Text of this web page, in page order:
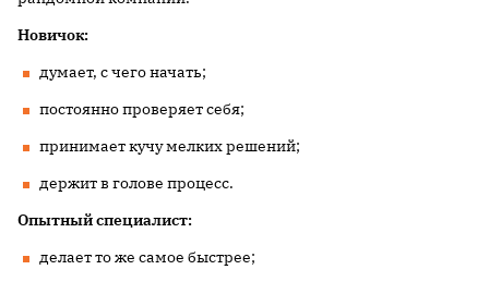
Новичок:
думает, с чего начать;
постоянно проверяет себя;
принимает кучу мелких решений;
держит в голове процесс.
Опытный специалист:
делает то же самое быстрее;